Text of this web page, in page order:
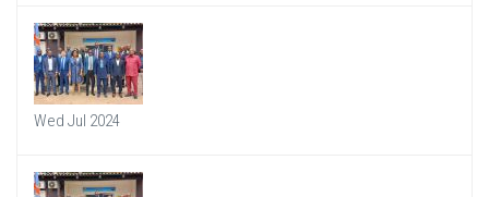
Wed Jul 2024